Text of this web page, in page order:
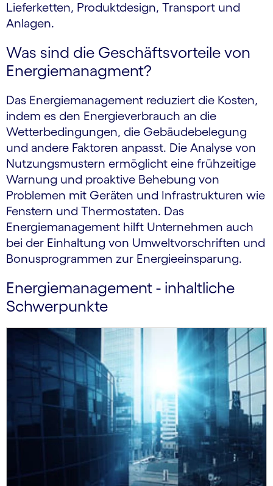
Lieferketten, Produktdesign, Transport und
Anlagen.
Was sind die Geschäftsvorteile von
Energiemanagment?
Das Energiemanagement reduziert die Kosten,
indem es den Energieverbrauch an die
Wetterbedingungen, die Gebäudebelegung
und andere Faktoren anpasst. Die Analyse von
Nutzungsmustern ermöglicht eine frühzeitige
Warnung und proaktive Behebung von
Problemen mit Geräten und Infrastrukturen wie
Fenstern und Thermostaten. Das
Energiemanagement hilft Unternehmen auch
bei der Einhaltung von Umweltvorschriften und
Bonusprogrammen zur Energieeinsparung.
Energiemanagement - inhaltliche
Schwerpunkte